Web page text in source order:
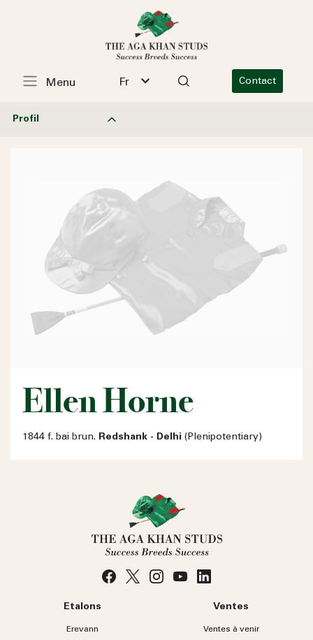
Fr Contact
Menu
Profil
Ellen Horne
1844 f. bai brun. Redshank - Delhi (Plenipotentiary)
Etalons
Erevann
Ventes
Ventes à venir